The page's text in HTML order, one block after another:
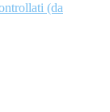
(da